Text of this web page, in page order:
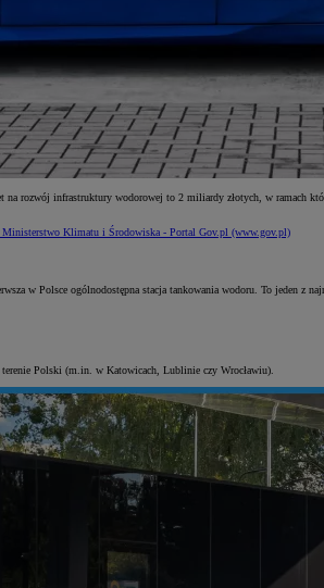
rozwój infrastruktury wodorowej to 2 miliardy złotych, w ramach
Ministerstwo Klimatu i Środowiska - Portal Gov.pl (www.gov.pl)
w Polsce ogólnodostępna stacja tankowania wodoru. To jeden
Polski (m.in. w Katowicach, Lublinie czy Wrocławiu).